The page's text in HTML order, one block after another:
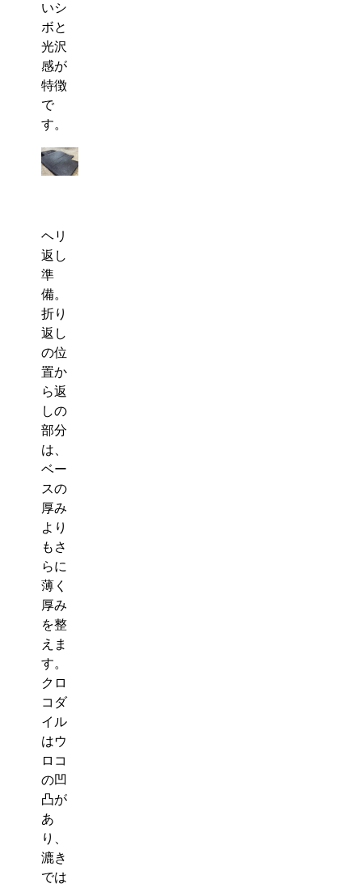
いシ
ボと
光沢
感が
特徴
で
す。
ヘリ
返し
準
備。
折り
返し
の位
置か
ら返
しの
部分
は、
ベー
スの
厚み
より
もさ
らに
薄く
厚み
を整
えま
す。
クロ
コダ
イル
はウ
ロコ
の凹
凸が
あ
り、
漉き
では